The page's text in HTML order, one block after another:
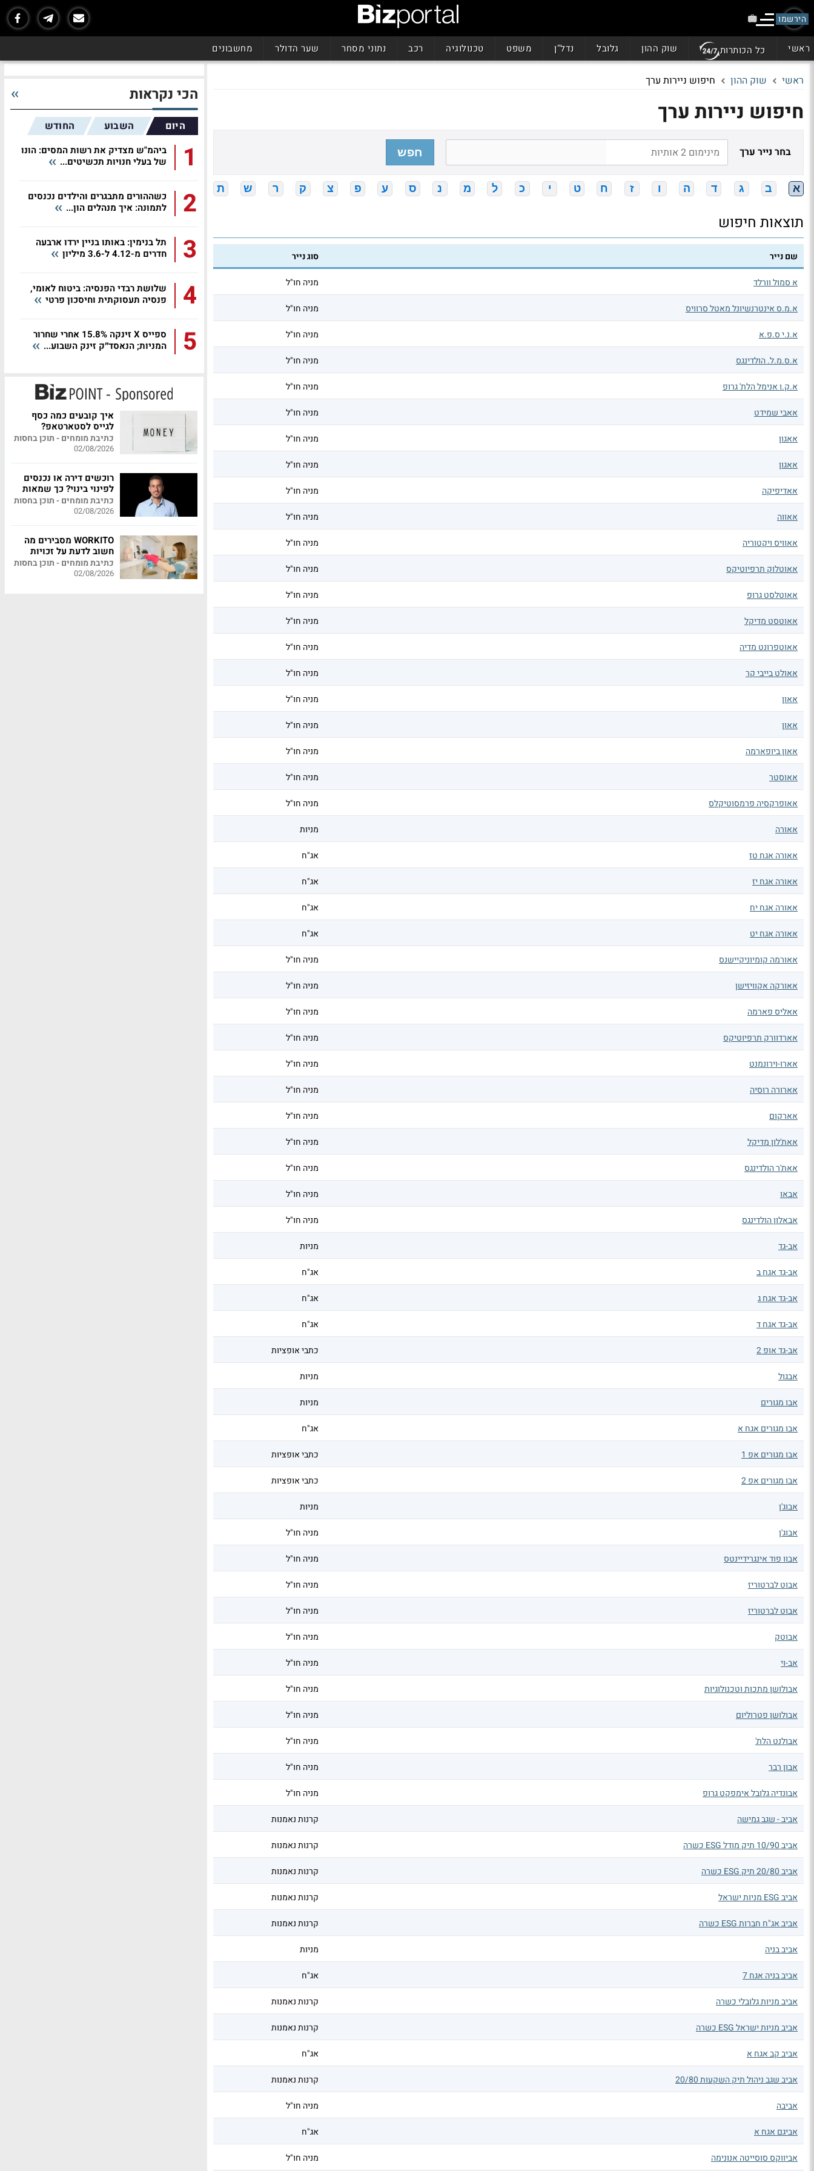
הירשמו
ראשי כל הכותרות שוק ההון גלובל נדל"ן משפט טכנולוגיה רכב נתוני מסחר שער הדולר מחשבונים
ראשי שוק ההון חיפוש ניירות ערך
חיפוש ניירות ערך
בחר נייר ערך חפש
א ב ג ד ה ו ז ח ט י כ ל מ נ ס ע פ צ ק ר ש ת
תוצאות חיפוש
שם נייר סוג נייר
א סמול וורלד מניה חו"ל
א.מ.ס אינטרנשיונל מאטל סרוויס מניה חו"ל
א.נ.י ס.פ.א מניה חו"ל
א.ס.מ.ל. הולדינגס מניה חו"ל
א.ק.ו אנימל הלת' גרופ מניה חו"ל
אאבי שמידט מניה חו"ל
אאגון מניה חו"ל
אאגון מניה חו"ל
אאדיפיקה מניה חו"ל
אאווה מניה חו"ל
אאוויס ויקטוריה מניה חו"ל
אאוטלוק תרפיוטיקס מניה חו"ל
אאוטלסט גרופ מניה חו"ל
אאוטסט מדיקל מניה חו"ל
אאוטפרונט מדיה מניה חו"ל
אאולט בייבי קר מניה חו"ל
אאון מניה חו"ל
אאון מניה חו"ל
אאון ביופארמה מניה חו"ל
אאוסטר מניה חו"ל
אאופרקסיה פרמסוטיקלס מניה חו"ל
אאורה מניות
אאורה אגח טז אג"ח
אאורה אגח יז אג"ח
אאורה אגח יח אג"ח
אאורה אגח יט אג"ח
אאורמה קומיוניקיישנס מניה חו"ל
אאורקה אקוויזישן מניה חו"ל
אאליס פארמה מניה חו"ל
אארדוורק תרפיוטיקס מניה חו"ל
אארו-וירונמנט מניה חו"ל
אארורה רוסיה מניה חו"ל
אארקום מניה חו"ל
אאת'לון מדיקל מניה חו"ל
אאת'ר הולדינגס מניה חו"ל
אבאו מניה חו"ל
אבאלון הולדינגס מניה חו"ל
אב-גד מניות
אב-גד אגח ב אג"ח
אב-גד אגח ג אג"ח
אב-גד אגח ד אג"ח
אב-גד אופ 2 כתבי אופציות
אבגול מניות
אבו מגורים מניות
אבו מגורים אגח א אג"ח
אבו מגורים אפ 1 כתבי אופציות
אבו מגורים אפ 2 כתבי אופציות
אבוג'ן מניות
אבוג'ן מניה חו"ל
אבוו פוד אינגרידיינטס מניה חו"ל
אבוט לברטוריז מניה חו"ל
אבוט לברטוריז מניה חו"ל
אבוטק מניה חו"ל
אב-וי מניה חו"ל
אבולושן מתכות וטכנולוגיות מניה חו"ל
אבולושן פטרוליום מניה חו"ל
אבולנט הלת' מניה חו"ל
אבון רבר מניה חו"ל
אבונדיה גלובל אימפקט גרופ מניה חו"ל
אביב - שגב גמישה קרנות נאמנות
אביב 10/90 תיק מודל ESG כשרה קרנות נאמנות
אביב 20/80 תיק ESG כשרה קרנות נאמנות
אביב ESG מניות ישראל קרנות נאמנות
אביב אג"ח חברות ESG כשרה קרנות נאמנות
אביב בניה מניות
אביב בניה אגח 7 אג"ח
אביב מניות גלובלי כשרה קרנות נאמנות
אביב מניות ישראל ESG כשרה קרנות נאמנות
אביב קב אגח א אג"ח
אביב שגב ניהול תיק השקעות 20/80 קרנות נאמנות
אביבה מניה חו"ל
אביגם אגח א אג"ח
אביווקס סוסייטה אנונימה מניה חו"ל
הכי נקראות
היום השבוע החודש
1
ביהמ"ש מצדיק את רשות המסים: הונו
של בעלי חנויות תכשיטים...
2
כשההורים מתבגרים והילדים נכנסים
לתמונה: איך מנהלים הון...
3
תל בנימין: באותו בניין ירדו ארבעה
חדרים מ-4.12 ל-3.6 מיליון
4
שלושת רבדי הפנסיה: ביטוח לאומי,
פנסיה תעסוקתית וחיסכון פרטי
5
ספייס X זינקה 15.8% אחרי שחרור
המניות; הנאסד״ק זינק השבוע...
איך קובעים כמה כסף
לגייס לסטארטאפ?
כתיבת מומחים - תוכן בחסות
02/08/2026
רוכשים דירה או נכנסים
לפינוי בינוי? כך שמאות
מקצועית יכולה לחסוך
לכם מאות אלפי שקלים
כתיבת מומחים - תוכן בחסות
02/08/2026
WORKITO מסבירים מה
חשוב לדעת על זכויות
עובדי משק בית
כתיבת מומחים - תוכן בחסות
02/08/2026